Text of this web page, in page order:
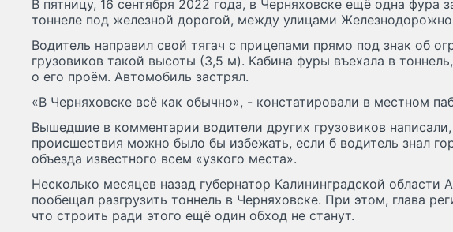
В пятницу, 16 сентября 2022 года, в Черняховске ещё одна фура
тоннеле под железной дорогой, между улицами
Водитель направил свой тягач с прицепами прямо под знак об
грузовиков такой высоты (3,5 м). Кабина фуры въехала в
о его проём. Автомобиль застрял.
«В Черняховске всё как обычно», - констатировали в местном
Вышедшие в комментарии водители других грузовиков написали,
происшествия можно было бы избежать, если б водитель знал
объезда известного всем «узкого места».
Несколько месяцев назад губернатор Калининградской области
пообещал разгрузить тоннель в Черняховске. При этом, глава
что строить ради этого ещё один обход не станут.